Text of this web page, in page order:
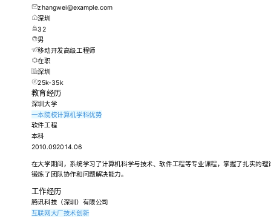
zhangwei@example.com
深圳
32
男
移动开发高级工程师
在职
深圳
25k-35k
教育经历
深圳大学
一本院校计算机学科优势
软件工程
本科
2010.092014.06
在大学期间，系统学习了计算机科学与技术、软件工程等专业课程，掌握了扎实的
锻炼了团队协作和问题解决能力。
工作经历
腾讯科技（深圳）有限公司
互联网大厂技术创新